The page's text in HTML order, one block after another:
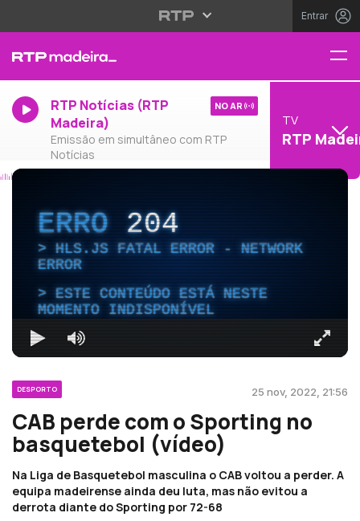
Entrar
RTP Notícias (RTP
Madeira)
Emissão em simultâneo com RTP
Notícias
NO AR
TV
RTP
ERRO204
HLS.JS FATAL ERROR - NETWORK
ERROR
ESTE CONTEÚDO ESTÁ NESTE
MOMENTO INDISPONÍVEL
DESPORTO 25 nov, 2022, 21:56
CAB perde com o Sporting no
basquetebol (vídeo)
Na Liga de Basquetebol masculina o CAB voltou a perder. A
equipa madeirense ainda deu luta, mas não evitou a
derrota diante do Sporting por 72-68